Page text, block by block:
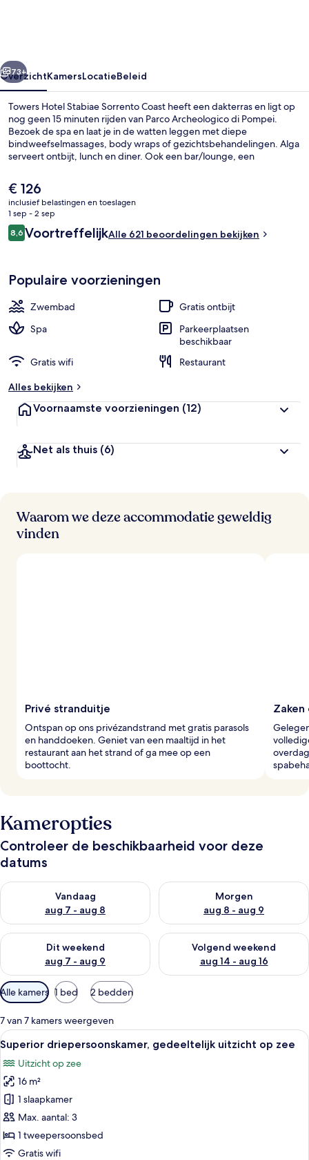
Volgende
73+
OverzichtKamersLocatieBeleid
Towers Hotel Stabiae Sorrento Coast heeft een dakterras en ligt op
nog geen 15 minuten rijden van Parco Archeologico di Pompei.
Bezoek de spa en laat je in de watten leggen met diepe
bindweefselmassages, body wraps of gezichtsbehandelingen. Alga
serveert ontbijt, lunch en diner. Ook een bar/lounge, een
worden gerekend. Andere reizigers zijn erg te spreken over het
zwembad en het behulpzame personeel.
De
huidige
prijs
is
€ 126
€ 126
inclusief belastingen en toeslagen
1 sep - 2 sep
Beoordelingen
8,68,6 op 10 –
VoortreffelijkAlle 621 beoordelingen bekijken
Populaire voorzieningen
Zwembad
Gratis ontbijt
Spa
Parkeerplaatsen
beschikbaar
Gratis wifi
Restaurant
Alles bekijken
Voornaamste voorzieningen (12)
Net als thuis (6)
Waarom we deze accommodatie geweldig
vinden
Privé stranduitje
Ontspan op ons privézandstrand met gratis parasols
en handdoeken. Geniet van een maaltijd in het
restaurant aan het strand of ga mee op een
boottocht.
Kameropties
Controleer de beschikbaarheid voor deze
datums
Vandaag
aug 7 - aug 8
De beschikbaarheid controleren voor vanavond aug 7 - aug 8
Morgen
aug 8 - aug 9
De beschikbaarheid
Dit weekend
aug 7 - aug 9
De beschikbaarheid controleren voor dit weekend aug 7 -
Volgend weekend
aug 14 - aug 16
De beschikbaarheid
Beschikbare
filters
voor
kamers
Alle kamers 1 bed 2 bedden
7 van 7 kamers weergeven
Alle
foto's
voor
Superior
driepersoonskamer,
gedeeltelijk
uitzicht
op
Een moderne hotelkamer met een
3
Superior driepersoonskamer, gedeeltelijk uitzicht op zee
Uitzicht op zee
16 m²
1 slaapkamer
Max. aantal: 3
1 tweepersoonsbed
Gratis wifi